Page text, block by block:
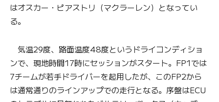
はオスカー・ピアストリ（マクラーレン）となってい
る。
気温29度、路面温度48度というドライコンディショ
ンで、現地時間17時にセッションがスタート。FP1では
7チームが若手ドライバーを起用したが、このFP2から
は通常通りのラインアップでの走行となる。序盤はECU